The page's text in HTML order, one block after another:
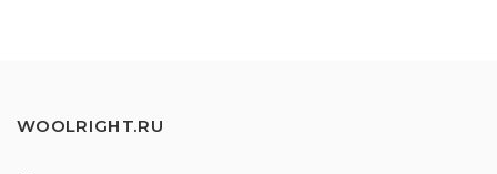
WOOLRIGHT.RU